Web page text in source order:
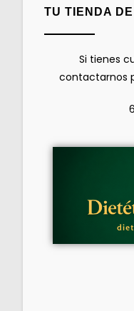
TU TIENDA
Si tienes
contactarnos